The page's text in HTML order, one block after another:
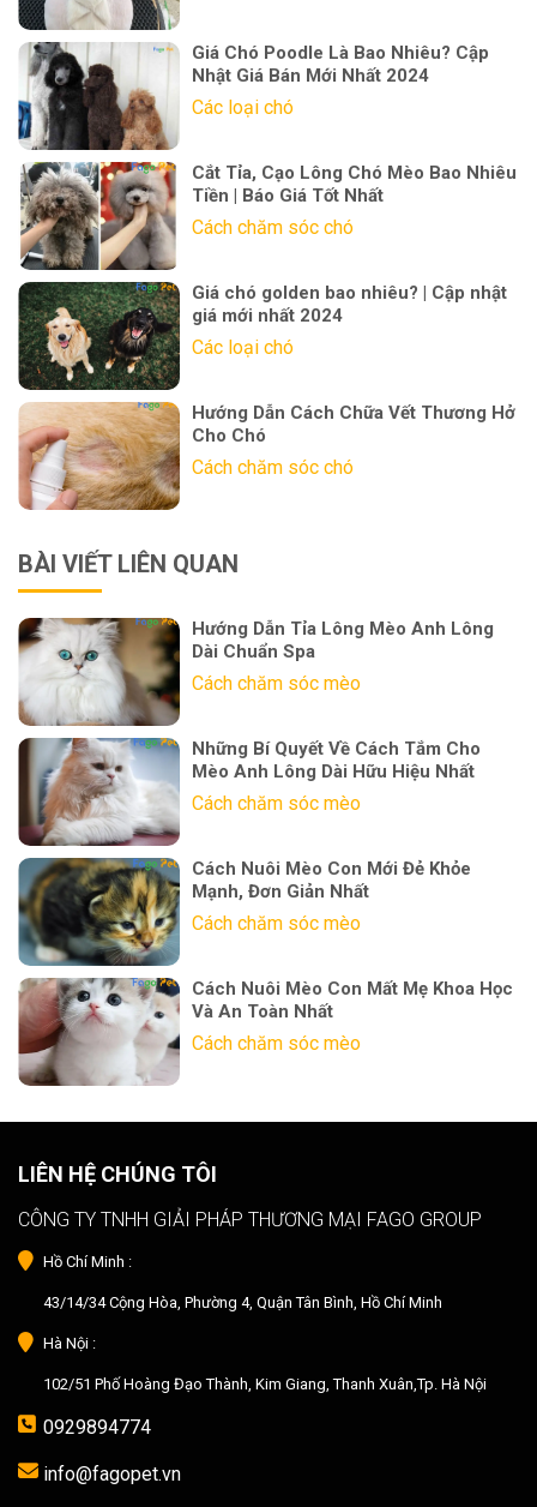
Giá Chó Poodle Là Bao Nhiêu? Cập
Nhật Giá Bán Mới Nhất 2024
Các loại chó
Cắt Tỉa, Cạo Lông Chó Mèo Bao Nhiêu
Tiền | Báo Giá Tốt Nhất
Cách chăm sóc chó
Giá chó golden bao nhiêu? | Cập nhật
giá mới nhất 2024
Các loại chó
Hướng Dẫn Cách Chữa Vết Thương Hở
Cho Chó
Cách chăm sóc chó
BÀI VIẾT LIÊN QUAN
Hướng Dẫn Tỉa Lông Mèo Anh Lông
Dài Chuẩn Spa
Cách chăm sóc mèo
Những Bí Quyết Về Cách Tắm Cho
Mèo Anh Lông Dài Hữu Hiệu Nhất
Cách chăm sóc mèo
Cách Nuôi Mèo Con Mới Đẻ Khỏe
Mạnh, Đơn Giản Nhất
Cách chăm sóc mèo
Cách Nuôi Mèo Con Mất Mẹ Khoa Học
Và An Toàn Nhất
Cách chăm sóc mèo
LIÊN HỆ CHÚNG TÔI
CÔNG TY TNHH GIẢI PHÁP THƯƠNG MẠI FAGO GROUP
Hồ Chí Minh :
43/14/34 Cộng Hòa, Phường 4, Quận Tân Bình, Hồ Chí Minh
Hà Nội :
102/51 Phố Hoàng Đạo Thành, Kim Giang, Thanh Xuân,Tp. Hà Nội
0929894774
info@fagopet.vn